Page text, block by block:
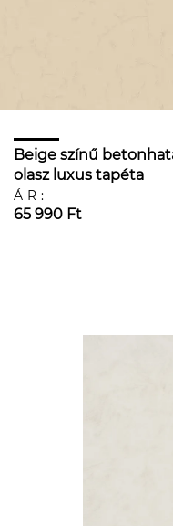
Beige színű
olasz luxus tapéta
ÁR:
65 990 Ft